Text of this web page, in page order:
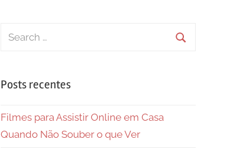
Search
Posts recentes
Filmes para Assistir Online em Casa
Quando Não Souber o que Ver